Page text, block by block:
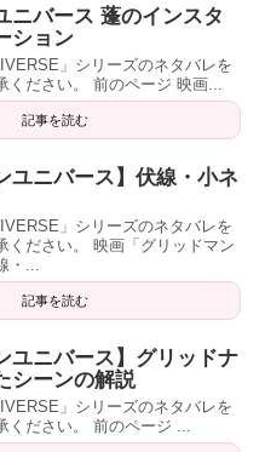
ニバース 蓬のインスタ
ション
」シリーズのネタバレを
ください。 前のページ 映画...
記事を読む
ユニバース】伏線・小ネ
」シリーズのネタバレを
ください。 映画「グリッドマン
・...
記事を読む
ユニバース】グリッドナ
シーンの解説
」シリーズのネタバレを
ください。 前のページ ...